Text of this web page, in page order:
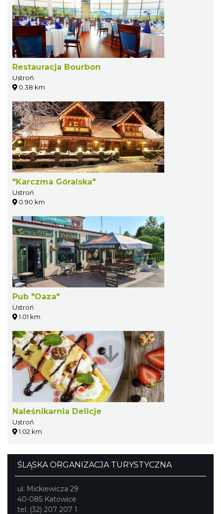
Restauracja Bourbon
Ustroń
0.38 km
"Karczma Góralska"
Ustroń
0.90 km
Pub "Oaza"
Ustroń
1.01 km
Naleśnikarnia Delicje
Ustroń
1.02 km
ŚLĄSKA ORGANIZACJA TURYSTYCZNA
ul. Mickiewicza 29
40-085 Katowice
tel. (32) 207 207 1